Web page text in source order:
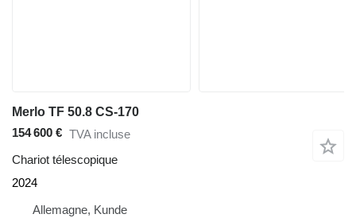
Merlo TF 50.8 CS-170
154 600 € TVA incluse
Chariot télescopique
2024
Allemagne, Kunde